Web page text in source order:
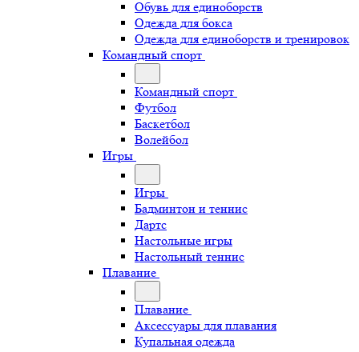
Обувь для единоборств
Одежда для бокса
Одежда для единоборств и тренировок
Командный спорт
Командный спорт
Футбол
Баскетбол
Волейбол
Игры
Игры
Бадминтон и теннис
Дартс
Настольные игры
Настольный теннис
Плавание
Плавание
Аксессуары для плавания
Купальная одежда